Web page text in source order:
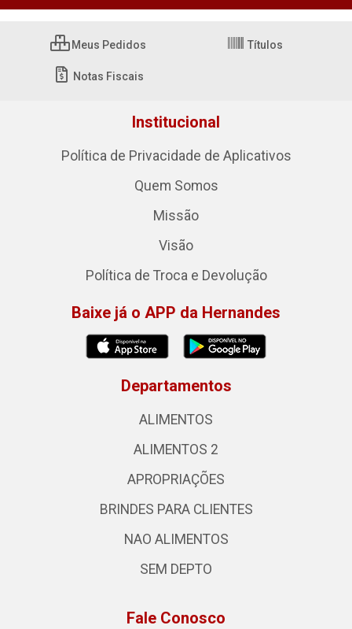
Meus Pedidos Títulos
Notas Fiscais
Institucional
Política de Privacidade de Aplicativos
Quem Somos
Missão
Visão
Política de Troca e Devolução
Baixe já o APP da Hernandes
Departamentos
ALIMENTOS
ALIMENTOS 2
APROPRIAÇÕES
BRINDES PARA CLIENTES
NAO ALIMENTOS
SEM DEPTO
Fale Conosco